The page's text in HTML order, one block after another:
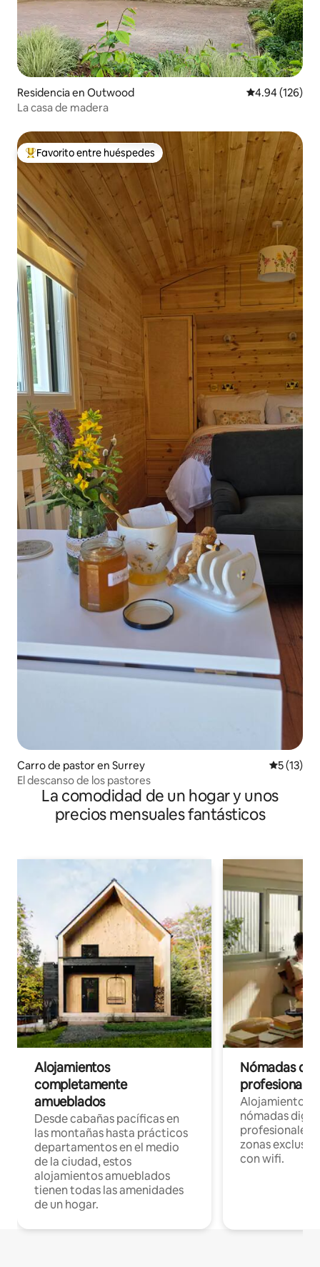
Residencia en Outwood Calificación
4.94 (126)
La casa de madera
De los mejores en Favorito entre huéspedes
Favorito entre huéspedes
Carro de pastor en Surrey
5 (13)
El descanso de los pastores
La comodidad de un hogar y unos
precios mensuales fantásticos
Alojamientos
completamente
amueblados
Desde cabañas pacíficas en
las montañas hasta prácticos
departamentos en el medio
de la ciudad, estos
alojamientos amueblados
tienen todas las amenidades
de un hogar.
Nómadas
Alojamientos
nómadas
profesionales
zonas
con wifi.